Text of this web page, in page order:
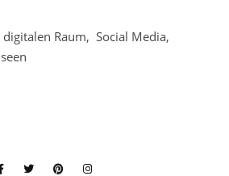
Raum, Social Media,